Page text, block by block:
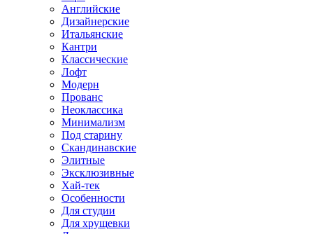
Английские
Дизайнерские
Итальянские
Кантри
Классические
Лофт
Модерн
Прованс
Неоклассика
Минимализм
Под старину
Скандинавские
Элитные
Эксклюзивные
Хай-тек
Особенности
Для студии
Для хрущевки